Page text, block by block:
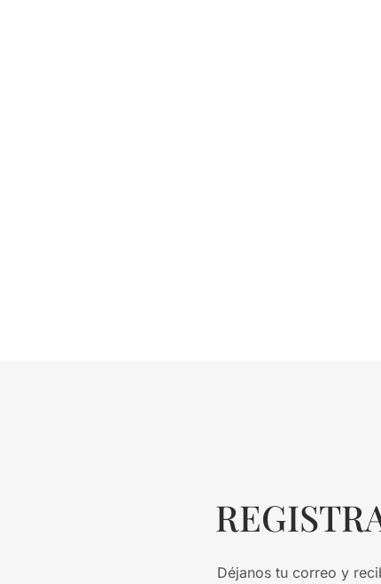
Déjanos tu correo y